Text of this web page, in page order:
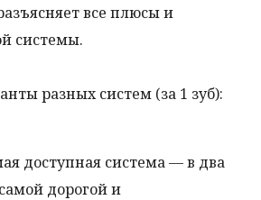
все плюсы и
системы.
разных систем (за 1 зуб):
доступная система — в два
дорогой и